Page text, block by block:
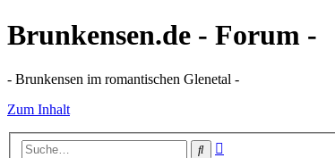
Brunkensen.de - Forum -
- Brunkensen im romantischen Glenetal -
Zum Inhalt
Suche